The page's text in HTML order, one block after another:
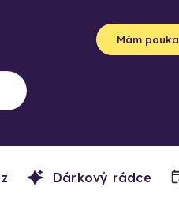
Mám
Dárkový rádce